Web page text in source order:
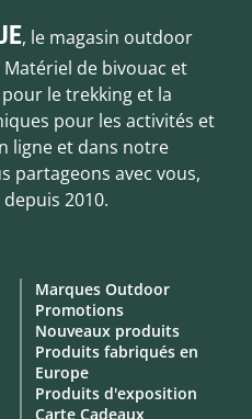
, le magasin outdoor
de bivouac et
le trekking et la
pour les activités et
ligne et dans notre
partageons avec vous,
2010.
Marques Outdoor
Promotions
Nouveaux produits
Produits fabriqués en
Europe
Produits d'exposition
Carte Cadeaux